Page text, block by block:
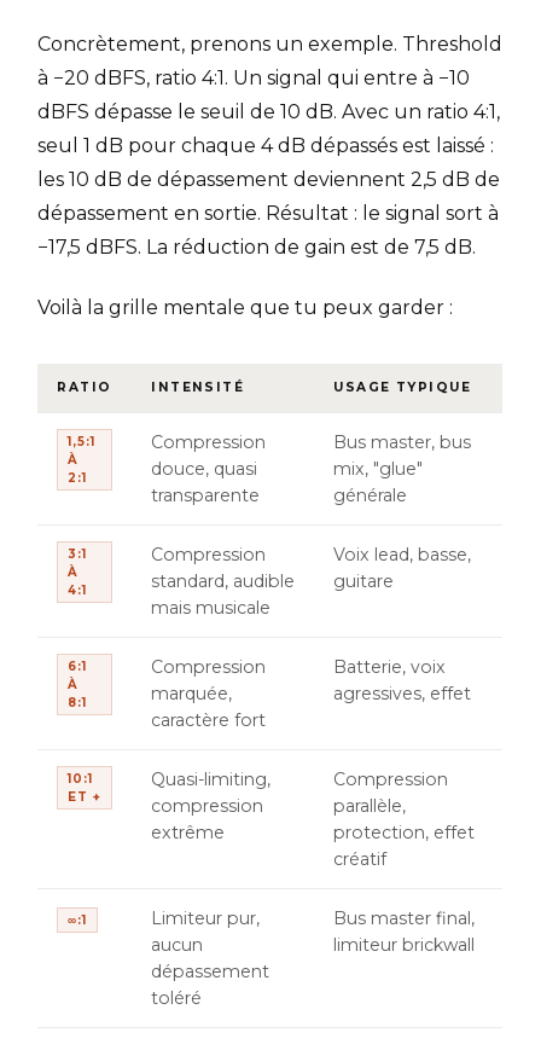
Concrètement, prenons un exemple. Threshold
à −20 dBFS, ratio 4:1. Un signal qui entre à −10
dBFS dépasse le seuil de 10 dB. Avec un ratio 4:1,
seul 1 dB pour chaque 4 dB dépassés est laissé :
les 10 dB de dépassement deviennent 2,5 dB de
dépassement en sortie. Résultat : le signal sort à
−17,5 dBFS. La réduction de gain est de 7,5 dB.
Voilà la grille mentale que tu peux garder :
RATIO INTENSITÉ USAGE TYPIQUE
1,5:1
À
2:1
Compression
douce, quasi
transparente
Bus master, bus
mix, "glue"
générale
3:1
À
4:1
Compression
standard, audible
mais musicale
Voix lead, basse,
guitare
6:1
À
8:1
Compression
marquée,
caractère fort
Batterie, voix
agressives, effet
10:1
ET +
Quasi-limiting,
compression
extrême
Compression
parallèle,
protection, effet
créatif
∞:1
Limiteur pur,
aucun
dépassement
toléré
Bus master final,
limiteur brickwall